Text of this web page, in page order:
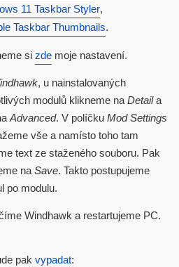
11 Taskbar Styler,
Taskbar Thumbnails.
si zdemoje nastavení.
, u nainstalovaných
modulů klikneme na Detaila
Advanced. V políčku Mod Settings
vše a namísto toho tam
text ze staženého souboru. Pak
na Save. Takto postupujeme
po modulu.
Windhawk a restartujeme PC.
pak vypadat: